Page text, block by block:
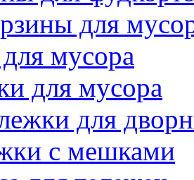
для
мусора
для мусора
для
с мешками